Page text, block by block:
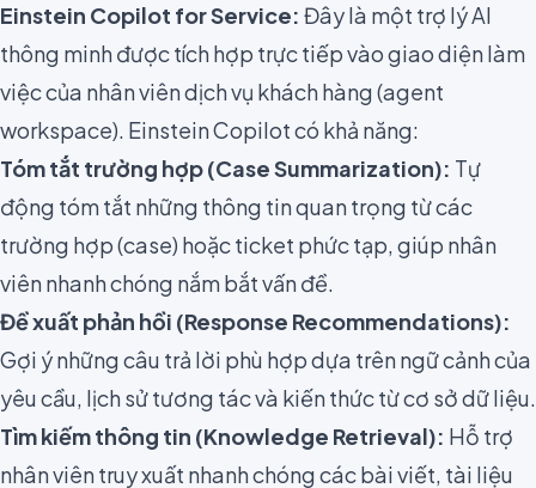
Einstein Copilot for Service: Đây là một trợ lý AI
thông minh được tích hợp trực tiếp vào giao diện làm
việc của nhân viên dịch vụ khách hàng (agent
workspace). Einstein Copilot có khả năng:
Tóm tắt trường hợp (Case Summarization): Tự
động tóm tắt những thông tin quan trọng từ các
trường hợp (case) hoặc ticket phức tạp, giúp nhân
viên nhanh chóng nắm bắt vấn đề.
Đề xuất phản hồi (Response Recommendations):
Gợi ý những câu trả lời phù hợp dựa trên ngữ cảnh của
yêu cầu, lịch sử tương tác và kiến thức từ cơ sở dữ liệu.
Tìm kiếm thông tin (Knowledge Retrieval): Hỗ trợ
nhân viên truy xuất nhanh chóng các bài viết, tài liệu